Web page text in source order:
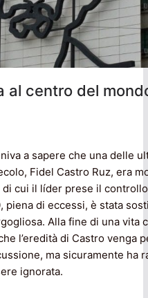
al centro del
a sapere che una delle
Fidel Castro Ruz, era
cui il líder prese il
piena di eccessi, è stata
Alla fine di una vita
l’eredità di Castro venga
ma sicuramente ha
ignorata.